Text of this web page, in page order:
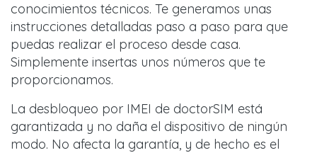
conocimientos técnicos. Te generamos unas
instrucciones detalladas paso a paso para que
puedas realizar el proceso desde casa.
Simplemente insertas unos números que te
proporcionamos.
La desbloqueo por IMEI de doctorSIM está
garantizada y no daña el dispositivo de ningún
modo. No afecta la garantía, y de hecho es el